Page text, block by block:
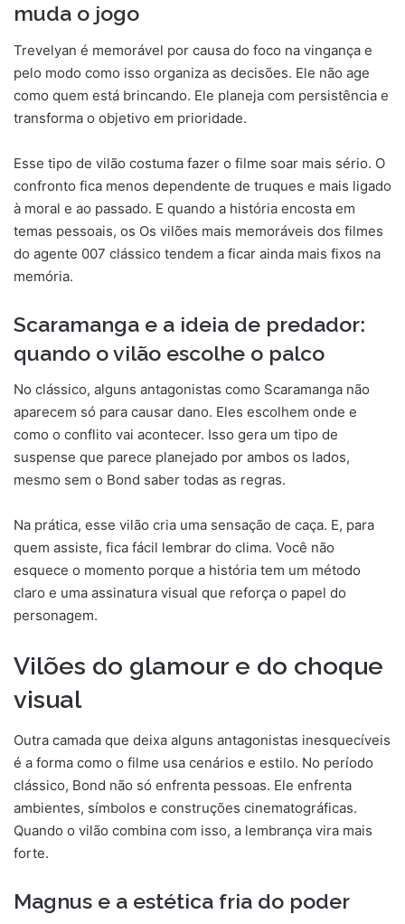
muda o jogo
Trevelyan é memorável por causa do foco na vingança e
pelo modo como isso organiza as decisões. Ele não age
como quem está brincando. Ele planeja com persistência e
transforma o objetivo em prioridade.
Esse tipo de vilão costuma fazer o filme soar mais sério. O
confronto fica menos dependente de truques e mais ligado
à moral e ao passado. E quando a história encosta em
temas pessoais, os Os vilões mais memoráveis dos filmes
do agente 007 clássico tendem a ficar ainda mais fixos na
memória.
Scaramanga e a ideia de predador:
quando o vilão escolhe o palco
No clássico, alguns antagonistas como Scaramanga não
aparecem só para causar dano. Eles escolhem onde e
como o conflito vai acontecer. Isso gera um tipo de
suspense que parece planejado por ambos os lados,
mesmo sem o Bond saber todas as regras.
Na prática, esse vilão cria uma sensação de caça. E, para
quem assiste, fica fácil lembrar do clima. Você não
esquece o momento porque a história tem um método
claro e uma assinatura visual que reforça o papel do
personagem.
Vilões do glamour e do choque
visual
Outra camada que deixa alguns antagonistas inesquecíveis
é a forma como o filme usa cenários e estilo. No período
clássico, Bond não só enfrenta pessoas. Ele enfrenta
ambientes, símbolos e construções cinematográficas.
Quando o vilão combina com isso, a lembrança vira mais
forte.
Magnus e a estética fria do poder